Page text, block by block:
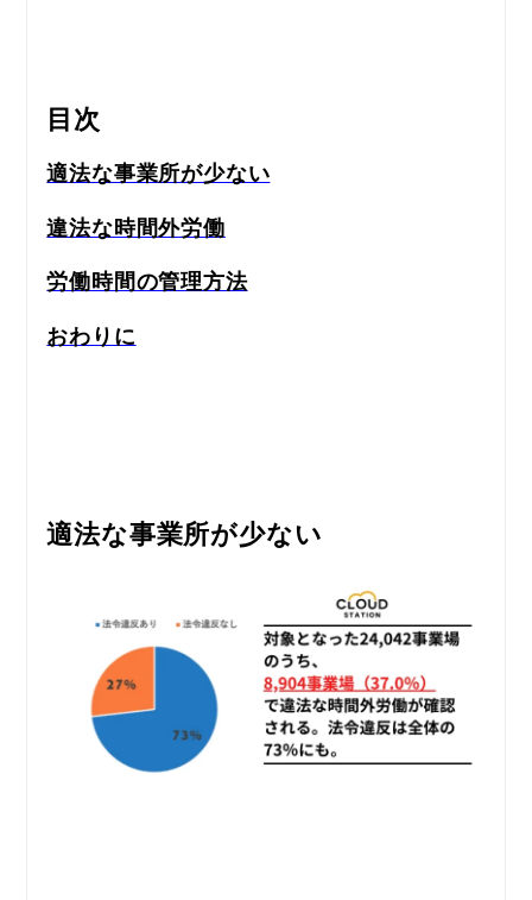
目次
適法な事業所が少ない
違法な時間外労働
労働時間の管理方法
おわりに
適法な事業所が少ない